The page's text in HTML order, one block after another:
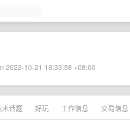
2022-10-21 18:33:58 +08:00
术话题 好玩 工作信息 交易信息